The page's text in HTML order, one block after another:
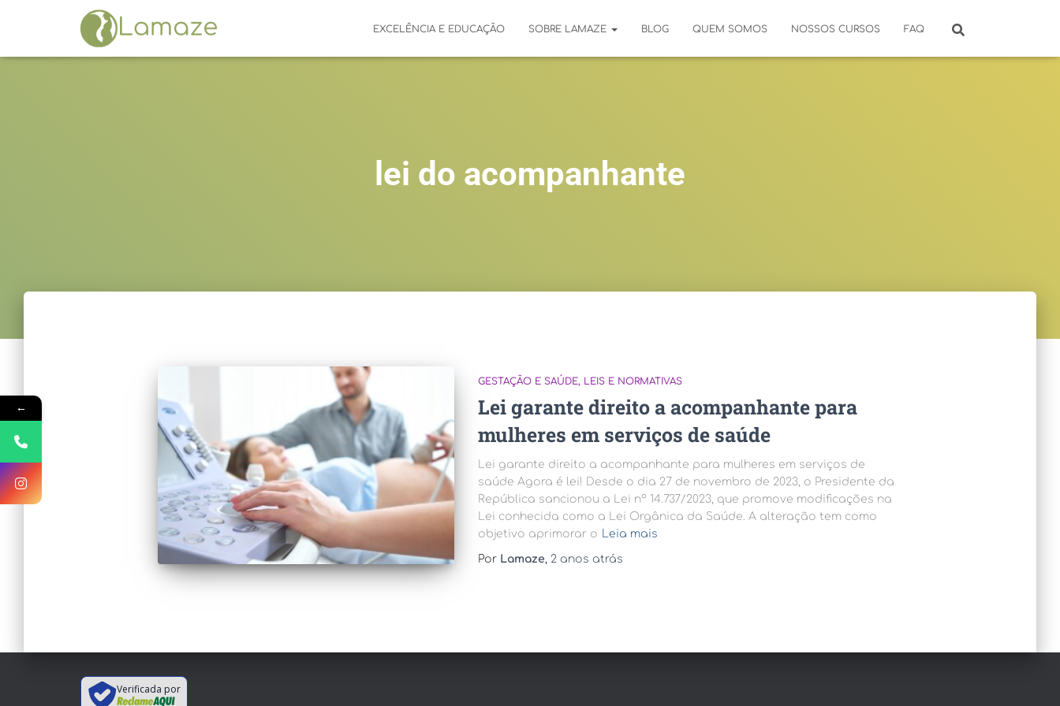
EXCELÊNCIA E EDUCAÇÃO SOBRE LAMAZE BLOG QUEM SOMOS NOSSOS CURSOS FAQ
lei do acompanhante
GESTAÇÃO E SAÚDE LEIS E NORMATIVAS
Lei garante direito a acompanhante para
mulheres em serviços de saúde
Lei garante direito a acompanhante para mulheres em serviços de
saúde Agora é lei! Desde o dia 27 de novembro de 2023, o Presidente da
República sancionou a Lei nº 14.737/2023, que promove modificações na
Lei conhecida como a Lei Orgânica da Saúde. A alteração tem como
objetivo aprimorar o Leia mais
Por Lamaze, 2 anos atrás
Verificada por
←